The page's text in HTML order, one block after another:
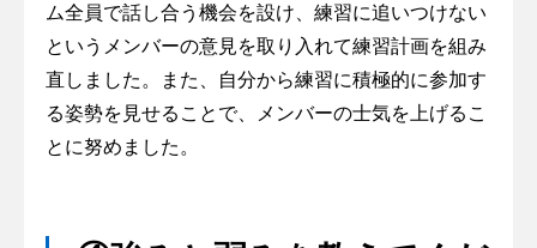
ム全員で話し合う機会を設け、練習に追いつけない
というメンバーの意見を取り入れて練習計画を組み
直しました。また、自分から練習に積極的に参加す
る姿勢を見せることで、メンバーの士気を上げるこ
とに努めました。